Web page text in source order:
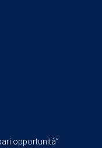
opportunità”